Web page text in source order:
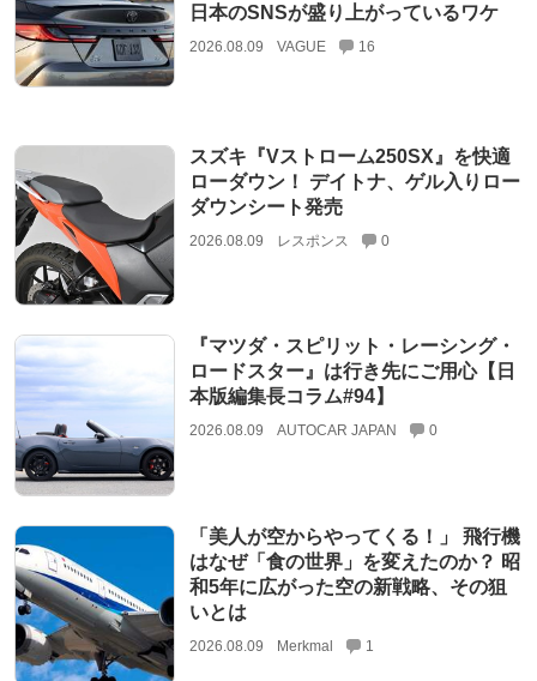
日本のSNSが盛り上がっているワケ
2026.08.09 VAGUE 16
スズキ『Vストローム250SX』を快適
ローダウン！ デイトナ、ゲル入りロー
ダウンシート発売
2026.08.09 レスポンス 0
『マツダ・スピリット・レーシング・
ロードスター』は行き先にご用心【日
本版編集長コラム#94】
2026.08.09 AUTOCAR JAPAN 0
「美人が空からやってくる！」 飛行機
はなぜ「食の世界」を変えたのか？ 昭
和5年に広がった空の新戦略、その狙
いとは
2026.08.09 Merkmal 1